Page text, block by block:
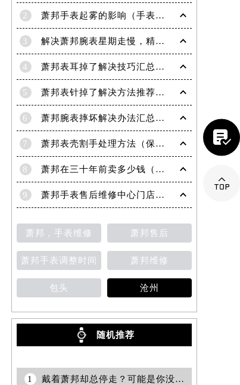
2 萧邦手表起雾的影响（手表起雾维护建议）
3 解决萧邦腕表星期走慢，精准调校秘籍在这里
4 萧邦表耳掉了解决技巧汇总（轻松修复爱表的小妙招）
5 萧邦表针掉了解决方法推荐（轻松修复你的爱表）
6 萧邦腕表摔坏解决办法汇总（专业修复与日常保养技巧）
7 萧邦表壳割手处理方法（保养与修复技巧指南）
8 萧邦在三十年前卖多少钱（名表价格变迁的历史洞察）
9 萧邦手表售后维修中心门店地址
萧邦，手表维修 萧邦售后
萧邦手表调整时间 萧邦维修
包头 沧州
随机推荐
1 戴着萧邦却总停走？可能是你没做对这件事

